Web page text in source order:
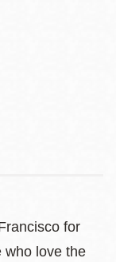
for
who love the